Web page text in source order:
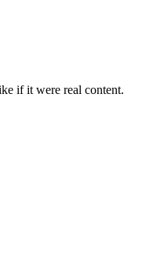
if it were real content.